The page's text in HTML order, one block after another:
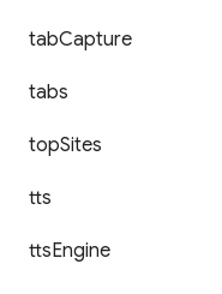
tabCapture
tabs
topSites
tts
ttsEngine